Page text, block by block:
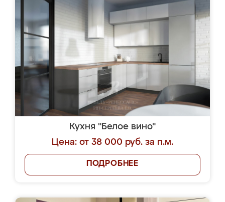
Кухня "Белое вино"
Цена: от 38 000 руб. за п.м.
ПОДРОБНЕЕ